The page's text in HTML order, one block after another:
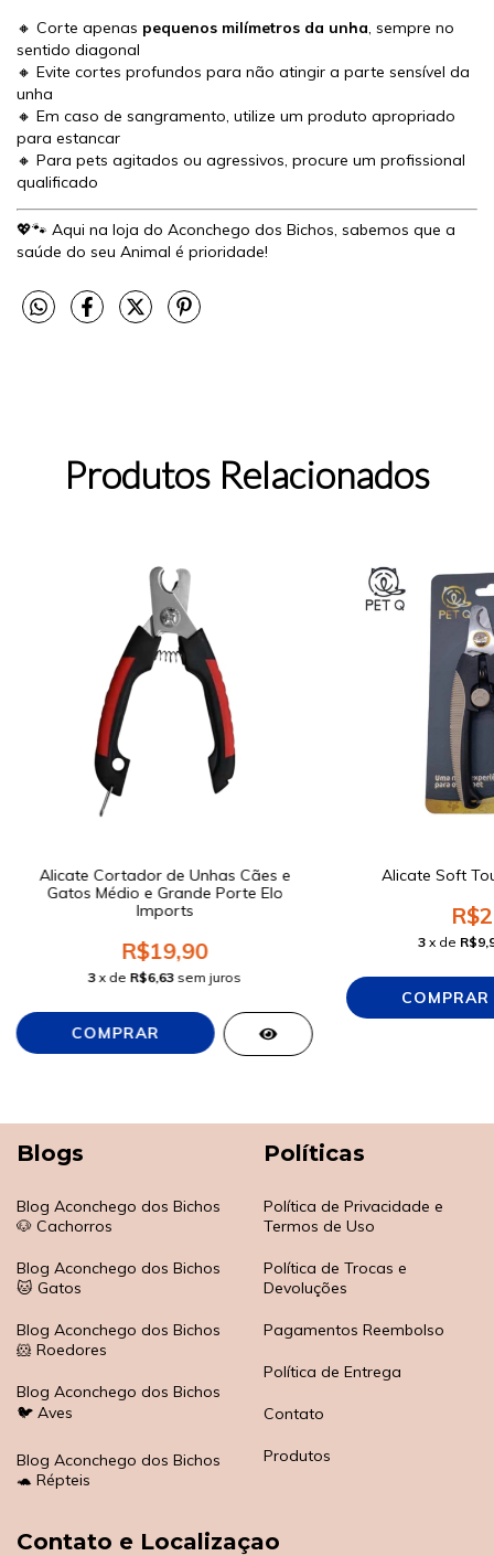
🔸 Corte apenas pequenos milímetros da unha, sempre no
sentido diagonal
🔸 Evite cortes profundos para não atingir a parte sensível da
unha
🔸 Em caso de sangramento, utilize um produto apropriado
para estancar
🔸 Para pets agitados ou agressivos, procure um profissional
qualificado
💖🐾 Aqui na loja do Aconchego dos Bichos, sabemos que a
saúde do seu Animal é prioridade!
Produtos Relacionados
Alicate Cortador de Unhas Cães e
Gatos Médio e Grande Porte Elo
Imports
R$19,90
3 x de R$6,63 sem juros
Alicate Soft
3 x de
Blogs
Blog Aconchego dos Bichos
🐶 Cachorros
Blog Aconchego dos Bichos
🐱 Gatos
Blog Aconchego dos Bichos
🐹 Roedores
Blog Aconchego dos Bichos
🐦 Aves
Blog Aconchego dos Bichos
🐢 Répteis
Políticas
Política de Privacidade e
Termos de Uso
Política de Trocas e
Devoluções
Pagamentos Reembolso
Política de Entrega
Contato
Produtos
Contato e Localizaçao